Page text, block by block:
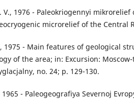
V., 1976 - Paleokriogennyi mikrorelief
microrelief of the Central
1975 - Main features of geological
of the area; in: Excursion:
no. 24; p. 129-130.
1965 - Paleogeografiya Severnoj